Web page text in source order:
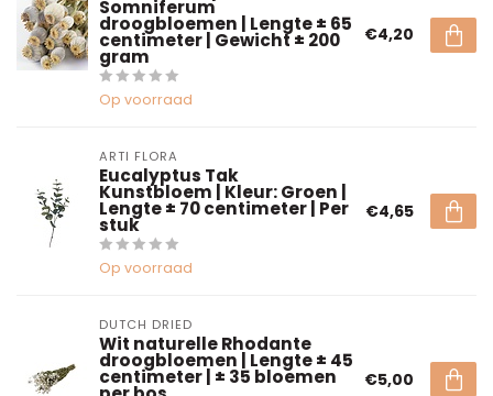
Somniferum
droogbloemen | Lengte ± 65
centimeter | Gewicht ± 200
gram
Op voorraad
€4,20
ARTI FLORA
Eucalyptus Tak
Kunstbloem | Kleur: Groen |
Lengte ± 70 centimeter | Per
stuk
Op voorraad
€4,65
DUTCH DRIED
Wit naturelle Rhodante
droogbloemen | Lengte ± 45
centimeter | ± 35 bloemen €5,00